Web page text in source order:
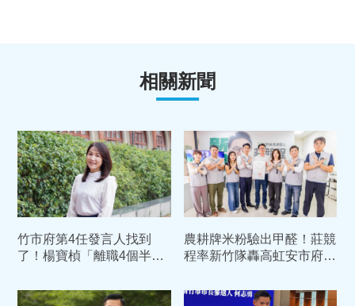
相關新聞
竹市府第4任發言人找到
了！楊寶楨「離職4個半
8/3上任
農耕牌米粉驗出甲醛！莊競
程率新竹隊轟高虹安市府